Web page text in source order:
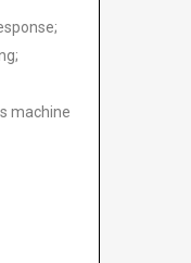
machine